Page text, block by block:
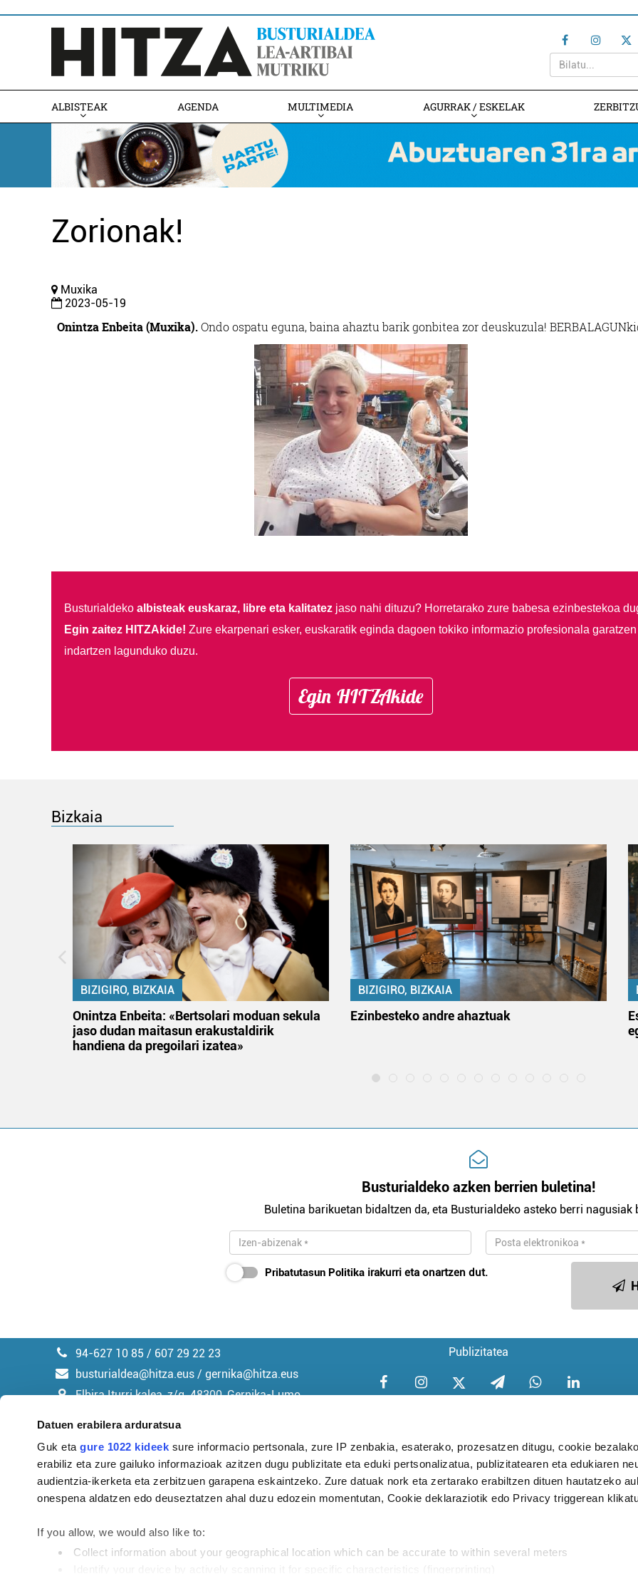
Datuen erabilera arduratsua
Guk etagure 1022 kideek sure informacio pertsonala, zure IP zenbakia, esaterako, prozesatzen ditugu, cookie
erabiliz eta zure gailuko informazioak azitzen dugu publizitate eta eduki pertsonalizatua, publizitatearen eta edukiaren
audientzia-ikerketa eta zerbitzuen garapena eskaintzeko. Zure datuak nork eta zertarako erabiltzen dituen hautatzeko
onespena aldatzen edo deuseztatzen ahal duzu edozein momentutan, Cookie deklaraziotik edo Privacy triggerean
If you allow, we would also like to:
Collect information about your geographical location which can be accurate to within several meters
ALBISTEAK AGENDA MULTIMEDIA AGURRAK / ESKELAK
Zorionak!
Muxika
2023-05-19
Onintza Enbeita (Muxika).Ondo ospatu eguna, baina ahaztu barik gonbitea zor deuskuzula!
Busturialdeko albisteak euskaraz, libre eta kalitatezjaso nahi dituzu? Horretarako zure babesa ezinbestekoa
Egin zaitez HITZAkide! Zure ekarpenari esker, euskaratik eginda dagoen tokiko informazio profesionala garatzen
indartzen lagunduko duzu.
Egin HITZAkide
Bizkaia
BIZIGIRO, BIZKAIA
Onintza Enbeita: «Bertsolari moduan sekula
jaso dudan maitasun erakustaldirik
handiena da pregoilari izatea»
BIZIGIRO, BIZKAIA
Ezinbesteko andre ahaztuak
Busturialdeko azken berrien buletina!
Buletina barikuetan bidaltzen da, eta Busturialdeko asteko berri nagusiak
Pribatutasun Politika irakurri eta onartzen dut.
94-627 10 85 / 607 29 22 23
busturialdea@hitza.eus / gernika@hitza.eus
Elbira Iturri kalea, z/g. 48300, Gernika-Lumo
Publizitatea
Argitalpen politika Aniztasun politika Pribatutasun